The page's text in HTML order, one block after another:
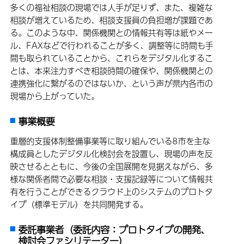
多くの福祉相談の現場では人手が足りず、また、複雑な
相談が増えているため、相談支援員の負担増が課題であ
る。このような中、関係機関との情報共有等は紙やメー
ル、FAXなどで行われることが多く、調整等に時間も手
間も取られていることから、これらをデジタル化するこ
とは、本来注力すべき相談時間の確保や、関係機関との
連携強化に繋がるのではないか、という声が県内各市の
現場から上がっていた。
事業概要
重層的支援体制整備事業等に取り組んでいる8市を主な
構成員としたデジタル化検討会を設置し、現場の声を反
映させるとともに、今後の全国展開を見据えながら、多
様な関係者間で必要な相談・支援記録等について情報共
有を行うことができるクラウド上のシステムのプロトタ
イプ（標準モデル）を共同開発する。
委託事業者（委託内容：プロトタイプの開発、
検討会ファシリテーター）